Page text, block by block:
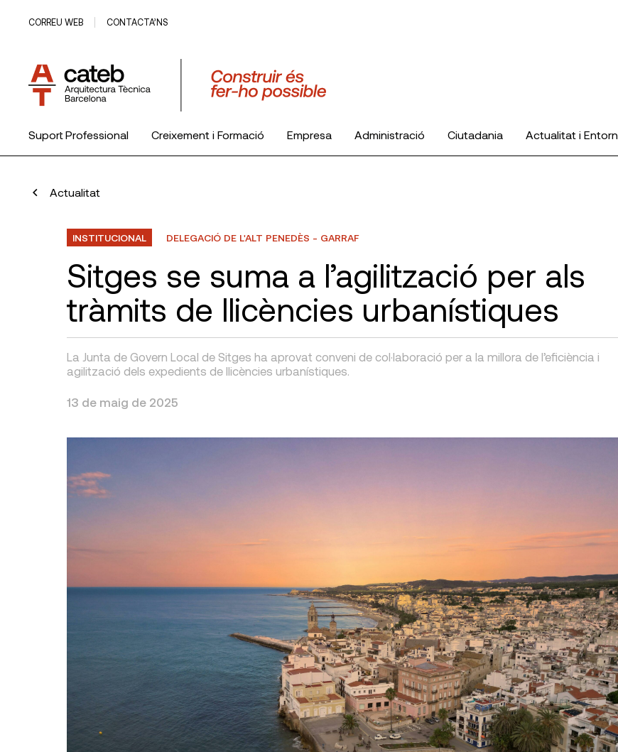
CORREU WEB CONTACTA’NS
Suport Professional Creixement i Formació Empresa Administració Ciutadania Actualitat i Entorn
Actualitat
INSTITUCIONAL DELEGACIÓ DE L'ALT PENEDÈS - GARRAF
Sitges se suma a l’agilització per als
tràmits de llicències urbanístiques
La Junta de Govern Local de Sitges ha aprovat conveni de col·laboració per a la millora de l’eficiència i
agilització dels expedients de llicències urbanístiques.
13 de maig de 2025